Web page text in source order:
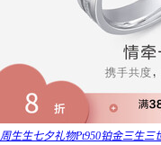
周生生七夕礼物Pt950铂金三生三